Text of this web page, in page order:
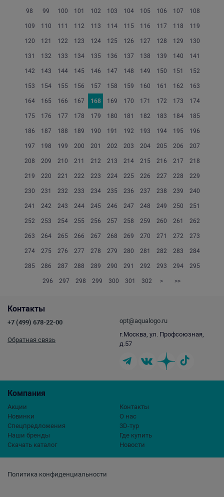
98 99 100 101 102 103 104 105 106 107 108
109 110 111 112 113 114 115 116 117 118 119
120 121 122 123 124 125 126 127 128 129 130
131 132 133 134 135 136 137 138 139 140 141
142 143 144 145 146 147 148 149 150 151 152
153 154 155 156 157 158 159 160 161 162 163
164 165 166 167 168 169 170 171 172 173 174
175 176 177 178 179 180 181 182 183 184 185
186 187 188 189 190 191 192 193 194 195 196
197 198 199 200 201 202 203 204 205 206 207
208 209 210 211 212 213 214 215 216 217 218
219 220 221 222 223 224 225 226 227 228 229
230 231 232 233 234 235 236 237 238 239 240
241 242 243 244 245 246 247 248 249 250 251
252 253 254 255 256 257 258 259 260 261 262
263 264 265 266 267 268 269 270 271 272 273
274 275 276 277 278 279 280 281 282 283 284
285 286 287 288 289 290 291 292 293 294 295
296 297 298 299 300 301 302 > >>
Политика конфиденциальности
Компания
Акции
Новинки
Спецпредложения
Наши бренды
Скачать каталог
Контакты
О нас
3D-тур
Где купить
Новости
Контакты
+7 (499) 678-22-00
Обратная связь
opt@aqualogo.ru
г.Москва, ул. Профсоюзная,
д.57